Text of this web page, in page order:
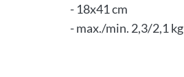
- 18x41 cm
- max./min. 2,3/2,1 kg